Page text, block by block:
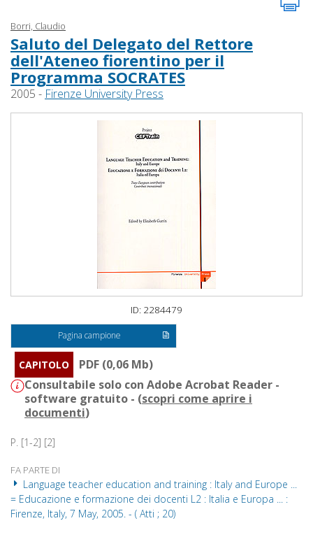
Borri, Claudio
Saluto del Delegato del Rettore
dell'Ateneo fiorentino per il
Programma SOCRATES
2005 - Firenze University Press
ID: 2284479
Pagina campione
CAPITOLO
PDF (0,06 Mb)
Consultabile solo con Adobe Acrobat Reader -
software gratuito - (scopri come aprire i
documenti)
P. [1-2] [2]
FA PARTE DI
Language teacher education and training : Italy and Europe ...
= Educazione e formazione dei docenti L2 : Italia e Europa ... :
Firenze, Italy, 7 May, 2005. - ( Atti ; 20)